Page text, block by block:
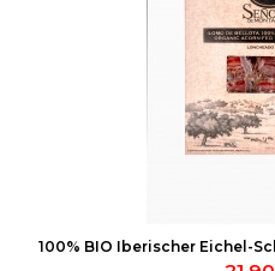
100% BIO Iberischer Eichel-